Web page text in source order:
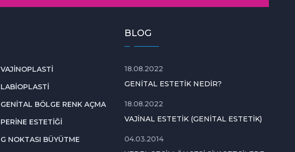
VAJINOPLASTI
LABIOPLASTI
GENITAL BÖLGE RENK AÇMA
PERINE ESTETIĞI
G NOKTASI BÜYÜTME
BLOG
18.08.2022
GENITAL ESTETIK NEDIR?
18.08.2022
VAJINAL ESTETIK (GENITAL ESTETIK)
04.03.2014